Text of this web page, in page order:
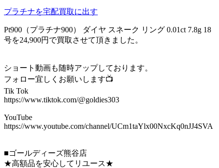
プラチナを宅配買取に出す
Pt900（プラチナ900） ダイヤ スネーク リング 0.01ct 7.8g 18
号を24,900円で買取させて頂きました。
ショート動画も随時アップしております。
フォロー宜しくお願いします📺
Tik Tok
https://www.tiktok.com/@goldies303
YouTube
https://www.youtube.com/channel/UCm1taYlx00NxcKq0nJJ4SVA
■ゴールディーズ熊谷店
★高額品を安心してリユース★